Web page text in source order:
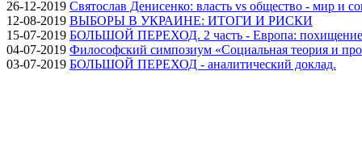
26-12-2019 Святослав Денисенко: власть vs общество - мир и
12-08-2019 ВЫБОРЫ В УКРАИНЕ: ИТОГИ И РИСКИ
15-07-2019 БОЛЬШОЙ ПЕРЕХОД. 2 часть - Европа: похищение
04-07-2019 Философский симпозиум «Социальная теория и
03-07-2019 БОЛЬШОЙ ПЕРЕХОД - аналитический доклад.